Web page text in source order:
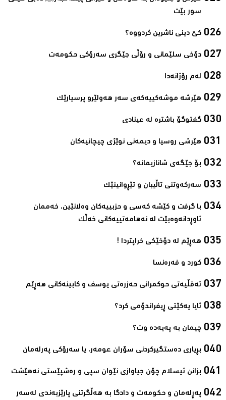
سور بێت‌
کێ دینی ناشرین کردووە؟ ‌
دۆخی سلێمانی و رۆڵی جێگری سەرۆکی حکومەت‌
لەم رۆژانەدا ‌
هێرشە موشەکییەکەی سەر هەولێرو پرسیارێک‌
گفتوگۆ باشترە لە عینادی‌
ھێرشی روسیا و دیمەنی نوێژی چیچانیەکان‌
بۆ جێگەی شانازیمانە؟‌
سەرکەوتنی تاڵیبان و تێڕوانینێک‌
با گرفت و كێشه‌ كه‌سی و حزبییه‌كان وه‌لانێین، خه‌ممان
ئاوڕدانه‌وه‌بێت له‌ نه‌هامه‌تییه‌كانی خه‌ڵك‌
ھەڕێم لە دۆخێکی خراپتردا !‌
کورد و فەرەنسا‌
ئەقڵیەتی حوکمرانی حەزرەتی یوسف و کابینەکانی ھەڕێم‌
ئایا یەكێتی ڕیفراندۆمی كرد؟‌
چیمان به‌ پەیەدە وت؟‌
بڕیاری دەستگیرکردنی سۆران عومەر، یا سەرۆکی پەرلەمان‌
بزانن ئیسلام چۆن جیاوازی نێوان سپی و رەشپێستی نەھێشت‌
پەڕلەمان و حکومەت و دادگا بە ھەڵگرتنی پارێزبەندی لەسەر